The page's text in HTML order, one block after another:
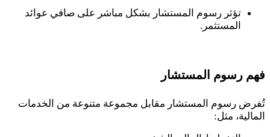
تؤثر رسوم المستشار بشكل مباشر على صافي عوائد
المستثمر.
فهم رسوم المستشار
تُفرض رسوم المستشار مقابل مجموعة متنوعة من الخدمات
المالية، مثل: